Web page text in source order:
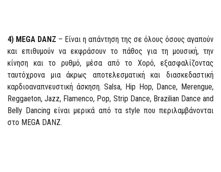
4) MEGA DANZ – Είναι η απάντηση της σε όλους όσους αγαπούν
και επιθυμούν να εκφράσουν το πάθος για τη μουσική, την
κίνηση και το ρυθμό, μέσα από το Χορό, εξασφαλίζοντας
ταυτόχρονα μια άκρως αποτελεσματική και διασκεδαστική
καρδιοαναπνευστική άσκηση. Salsa, Hip Hop, Dance, Merengue,
Reggaeton, Jazz, Flamenco, Pop, Strip Dance, Brazilian Dance and
Belly Dancing είναι μερικά από τα style που περιλαμβάνονται
στο MEGA DANZ.